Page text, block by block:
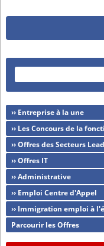
›› Entreprise à la une
›› Les Concours de la
›› Offres des Secteurs
›› Offres IT
›› Administrative
›› Emploi Centre d'Appel
›› Immigration emploi à
Parcourir les Offres